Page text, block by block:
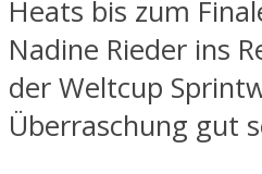
Heats bis zum
Nadine Rieder ins
der Weltcup
Überraschung gut